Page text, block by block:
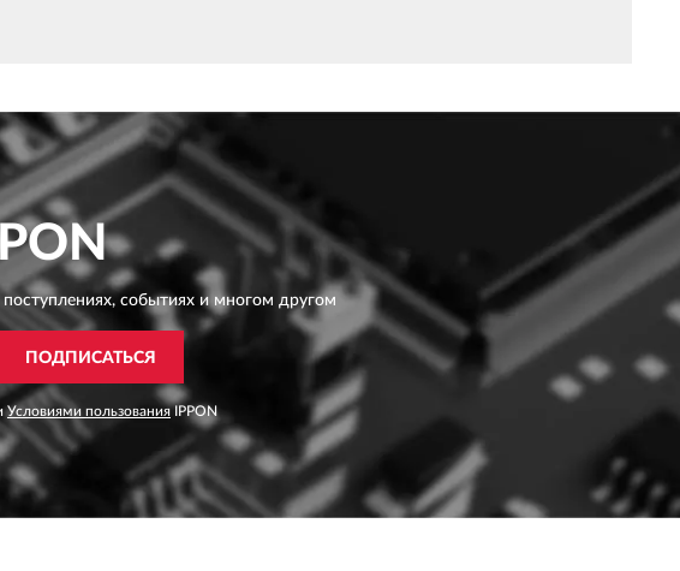
событиях и многом другом
ПОДПИСАТЬСЯ
Условиями пользованияIPPON